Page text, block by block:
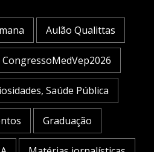
Aulão Qualittas
CongressoMedVep2026
Saúde Pública
Graduação